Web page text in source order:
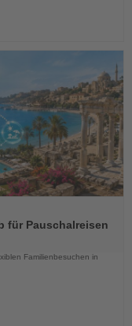
für Pauschalreisen
Familienbesuchen in